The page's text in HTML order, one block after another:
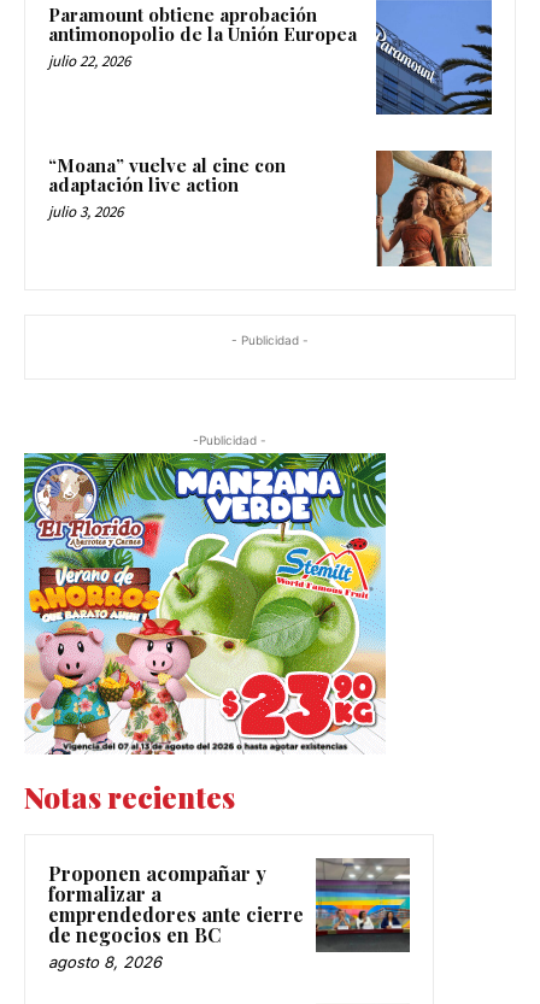
Paramount obtiene aprobación
antimonopolio de la Unión Europea
julio 22, 2026
“Moana” vuelve al cine con
adaptación live action
julio 3, 2026
- Publicidad -
-Publicidad -
Notas recientes
Proponen acompañar y
formalizar a
emprendedores ante cierre
de negocios en BC
agosto 8, 2026